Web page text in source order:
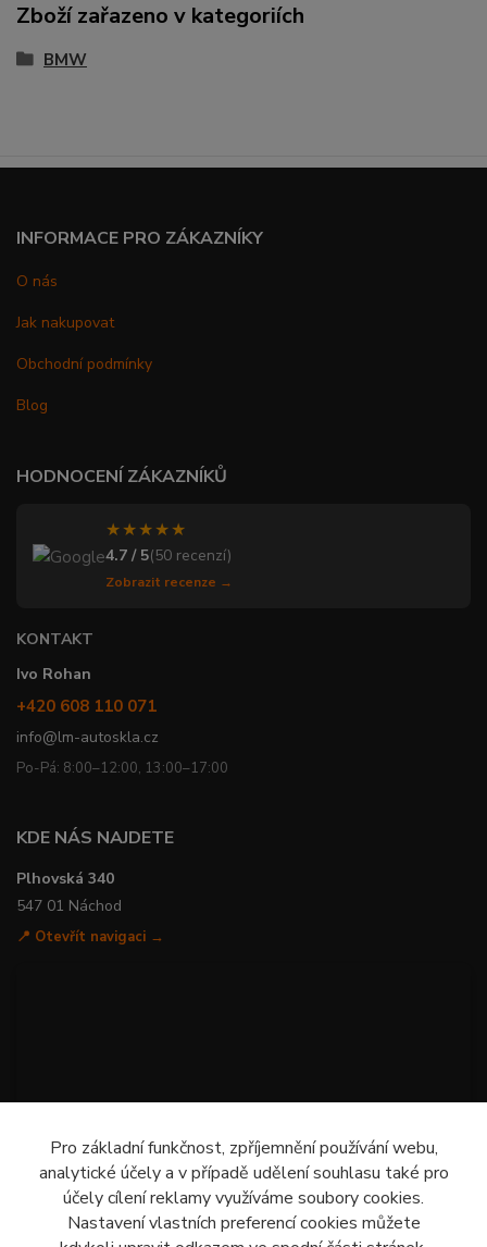
Zboží zařazeno v kategoriích
BMW
INFORMACE PRO ZÁKAZNÍKY
O nás
Jak nakupovat
Obchodní podmínky
Blog
HODNOCENÍ ZÁKAZNÍKŮ
★★★★★
4.7 / 5(50 recenzí)
Zobrazit recenze →
KONTAKT
Ivo Rohan
+420 608 110 071
info@lm-autoskla.cz
Po-Pá: 8:00–12:00, 13:00–17:00
KDE NÁS NAJDETE
Plhovská 340
547 01 Náchod
📍 Otevřít navigaci →
Pro základní funkčnost, zpříjemnění používání webu,
analytické účely a v případě udělení souhlasu také pro
účely cílení reklamy využíváme soubory cookies.
Nastavení vlastních preferencí cookies můžete